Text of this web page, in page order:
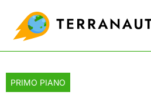
content
PRIMO PIANO